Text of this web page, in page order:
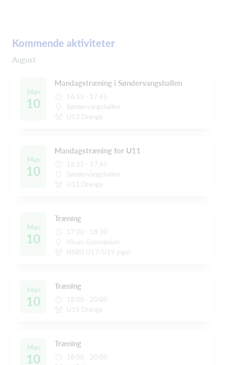
Kommende aktiviteter
August
Man
10
Mandagstræning i Søndervangshallen
16:15 - 17:45
Søndervangshallen
U13 Drenge
Man
10
Mandagstræning for U11
16:15 - 17:45
Søndervangshallen
U11 Drenge
Man
10
Træning
17:00 - 18:30
Virum Gymnasium
NSBU U17/U19 piger
Man
10
Træning
18:00 - 20:00
U15 Drenge
Man
10
Træning
18:00 - 20:00